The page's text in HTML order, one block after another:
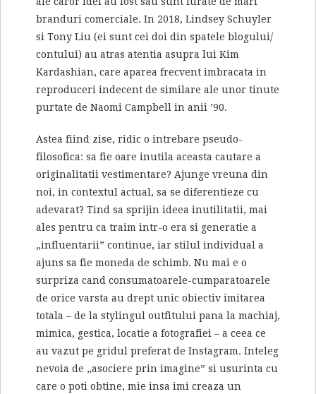
branduri comerciale. In 2018, Lindsey Schuyler
si Tony Liu (ei sunt cei doi din spatele blogului/
contului) au atras atentia asupra lui Kim
Kardashian, care aparea frecvent imbracata in
reproduceri indecent de similare ale unor tinute
purtate de Naomi Campbell in anii ’90.
Astea fiind zise, ridic o intrebare pseudo-
filosofica: sa fie oare inutila aceasta cautare a
originalitatii vestimentare? Ajunge vreuna din
noi, in contextul actual, sa se diferentieze cu
adevarat? Tind sa sprijin ideea inutilitatii, mai
ales pentru ca traim intr-o era si generatie a
„influentarii” continue, iar stilul individual a
ajuns sa fie moneda de schimb. Nu mai e o
surpriza cand consumatoarele-cumparatoarele
de orice varsta au drept unic obiectiv imitarea
totala – de la stylingul outfitului pana la machiaj,
mimica, gestica, locatie a fotografiei – a ceea ce
au vazut pe gridul preferat de Instagram. Inteleg
nevoia de „asociere prin imagine” si usurinta cu
care o poti obtine, mie insa imi creaza un